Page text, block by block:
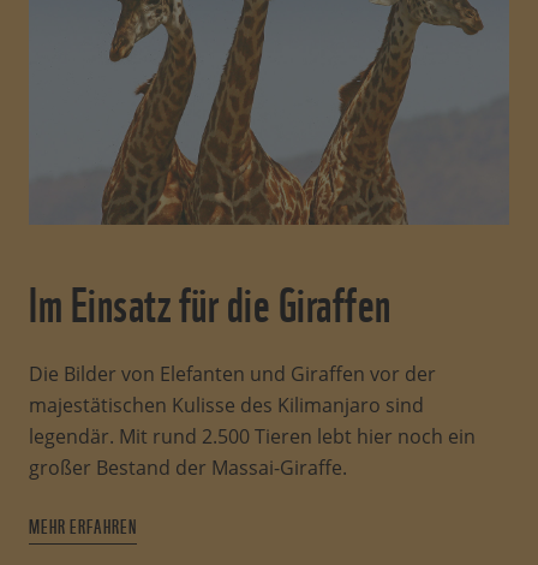
kräftig. Sie können sich
damit die Augen
reiben
und nutzen sie zum Greifen von
Ästen und dem Abstreifen der Blätter. Die
bläuliche Färbung schützt vermutlich vor
der intensiven Sonneneinstrahlung beim
Fressen. Außerdem ist sie so beschaffen,
dass Giraffen dieDornen ihrer
3. Die Kraft der zwei Herzen
Dass Giraffen zwei Herzen haben, ist ein
Gerücht.Das Giraffenherz ist noch
nicht einmal besonders groß.
schließlich muss es das Blut rund zwei
Im Einsatz für die Giraffen
Die Bilder von Elefanten und Giraffen vor der
majestätischen Kulisse des Kilimanjaro sind
legendär. Mit rund 2.500 Tieren lebt hier noch ein
großer Bestand der Massai-Giraffe.
MEHR ERFAHREN